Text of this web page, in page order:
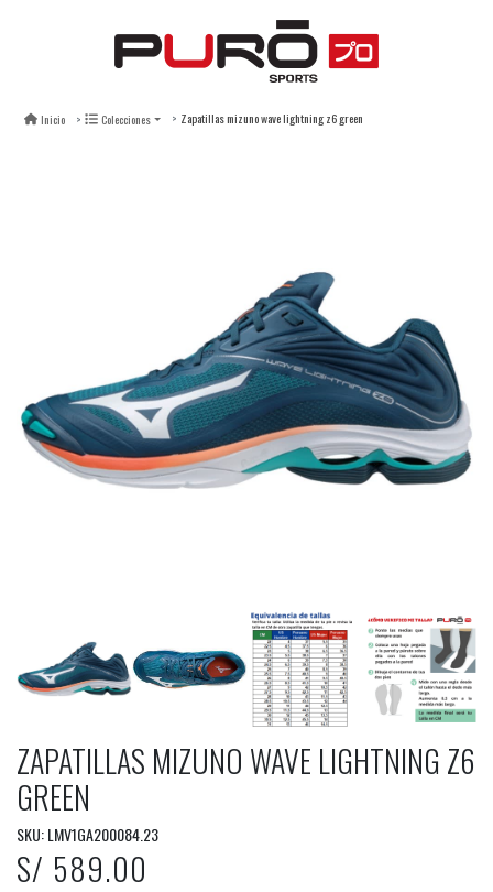
Inicio Colecciones Zapatillas mizuno wave lightning z6 green
ZAPATILLAS MIZUNO WAVE LIGHTNING Z6
GREEN
SKU: LMV1GA200084.23
S/ 589.00